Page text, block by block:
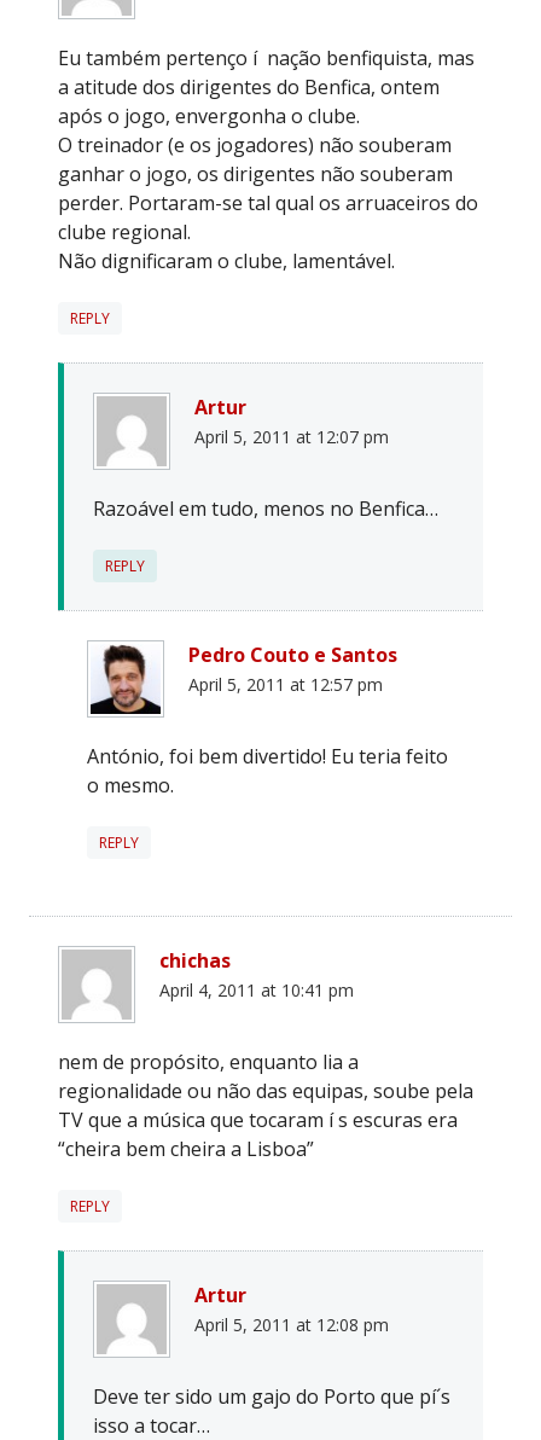
Eu também pertenço í nação benfiquista, mas
a atitude dos dirigentes do Benfica, ontem
após o jogo, envergonha o clube.
O treinador (e os jogadores) não souberam
ganhar o jogo, os dirigentes não souberam
perder. Portaram-se tal qual os arruaceiros do
clube regional.
Não dignificaram o clube, lamentável.
REPLY
Artur
April 5, 2011 at 12:07 pm
Razoável em tudo, menos no Benfica…
REPLY
Pedro Couto e Santos
April 5, 2011 at 12:57 pm
António, foi bem divertido! Eu teria feito
o mesmo.
REPLY
chichas
April 4, 2011 at 10:41 pm
nem de propósito, enquanto lia a
regionalidade ou não das equipas, soube pela
TV que a música que tocaram í s escuras era
“cheira bem cheira a Lisboa”
REPLY
Artur
April 5, 2011 at 12:08 pm
Deve ter sido um gajo do Porto que pí´s
isso a tocar…